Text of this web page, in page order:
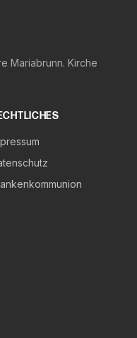
Mariabrunn. Kirche